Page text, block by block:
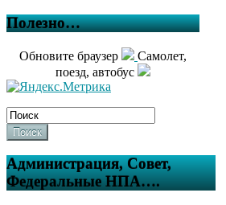
Полезно…
Обновите браузер
Самолет,
поезд, автобус
Поиск
Администрация, Совет,
Федеральные НПА….